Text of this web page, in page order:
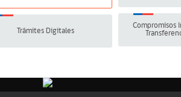
Compromisos
Trámites Digitales